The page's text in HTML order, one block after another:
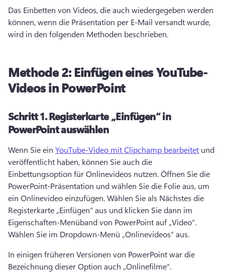
Das Einbetten von Videos, die auch wiedergegeben werden
können, wenn die Präsentation per E-Mail versandt wurde,
wird in den folgenden Methoden beschrieben.
Methode 2: Einfügen eines YouTube-
Videos in PowerPoint
Schritt 1.Registerkarte „Einfügen“ in
PowerPoint auswählen
Wenn Sie ein YouTube-Video mit Clipchamp bearbeitet und
veröffentlicht haben, können Sie auch die
Einbettungsoption für Onlinevideos nutzen. Öffnen Sie die
PowerPoint-Präsentation und wählen Sie die Folie aus, um
ein Onlinevideo einzufügen. Wählen Sie als Nächstes die
Registerkarte „Einfügen“ aus und klicken Sie dann im
Wählen Sie im Dropdown-Menü „Onlinevideos“ aus.
In einigen früheren Versionen von PowerPoint war die
Bezeichnung dieser Option auch „Onlinefilme“.